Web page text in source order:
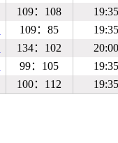
109：108
109：85
134：102
99：105
100：112